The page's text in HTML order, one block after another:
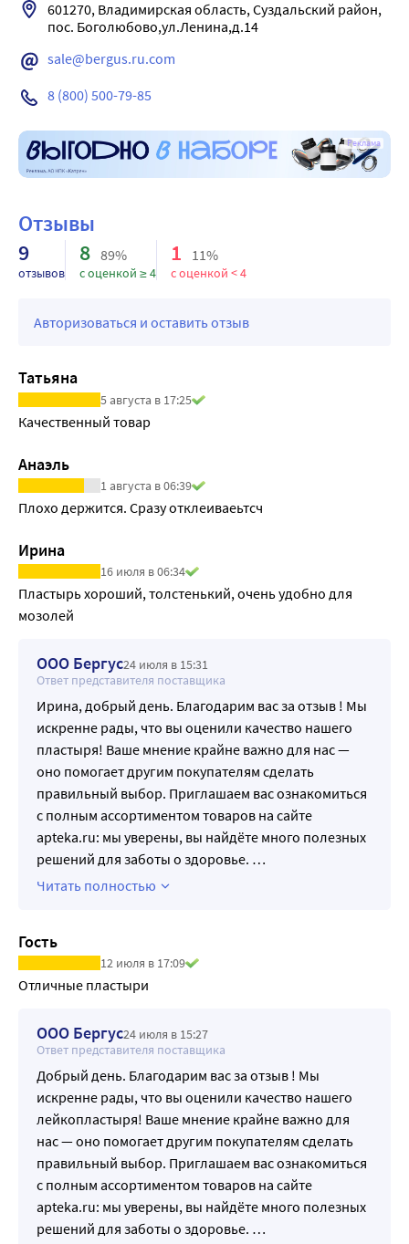
Абсорбирующая подушечка из нетканого материала не
прилипает к ранке.
Стрисы снимаются без боли и не оставляют следов.
601270, Владимирская область, Суздальский район,
пос. Боголюбово,ул.Ленина,д.14
sale@bergus.ru.com
8 (800) 500-79-85
Реклама
Отзывы
9
отзывов
8 89%
с оценкой ≥ 4
1 11%
с оценкой < 4
Авторизоваться и оставить отзыв
Татьяна
5 августа в 17:25
Качественный товар
Анаэль
1 августа в 06:39
Плохо держится. Сразу отклеиваеьтсч
Ирина
16 июля в 06:34
Пластырь хороший, толстенький, очень удобно для
мозолей
ООО Бергус24 июля в 15:31
Ответ представителя поставщика
Ирина, добрый день. Благодарим вас за отзыв ! Мы
искренне рады, что вы оценили качество нашего
пластыря! Ваше мнение крайне важно для нас —
оно помогает другим покупателям сделать
правильный выбор. Приглашаем вас ознакомиться
с полным ассортиментом товаров на сайте
apteka.ru: мы уверены, вы найдёте много полезных
решений для заботы о здоровье. …
Читать полностью
Гость
12 июля в 17:09
Отличные пластыри
ООО Бергус24 июля в 15:27
Ответ представителя поставщика
Добрый день. Благодарим вас за отзыв ! Мы
искренне рады, что вы оценили качество нашего
лейкопластыря! Ваше мнение крайне важно для
нас — оно помогает другим покупателям сделать
правильный выбор. Приглашаем вас ознакомиться
с полным ассортиментом товаров на сайте
apteka.ru: мы уверены, вы найдёте много полезных
решений для заботы о здоровье. …